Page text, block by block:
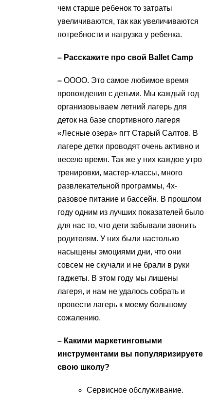
чем старше ребенок то затраты
увеличиваются, так как увеличиваются
потребности и нагрузка у ребенка.
– Расскажите про свой Ballet Camp
–ОООО. Это самое любимое время
провождения с детьми. Мы каждый год
организовываем летний лагерь для
деток на базе спортивного лагеря
«Лесные озера» пгт Старый Салтов. В
лагере детки проводят очень активно и
весело время. Так же у них каждое утро
тренировки, мастер-классы, много
развлекательной программы, 4х-
разовое питание и бассейн. В прошлом
году одним из лучших показателей было
для нас то, что дети забывали звонить
родителям. У них были настолько
насыщены эмоциями дни, что они
совсем не скучали и не брали в руки
гаджеты. В этом году мы лишены
лагеря, и нам не удалось собрать и
провести лагерь к моему большому
сожалению.
– Какими маркетинговыми
инструментами вы популяризируете
свою школу?
Сервисное обслуживание.